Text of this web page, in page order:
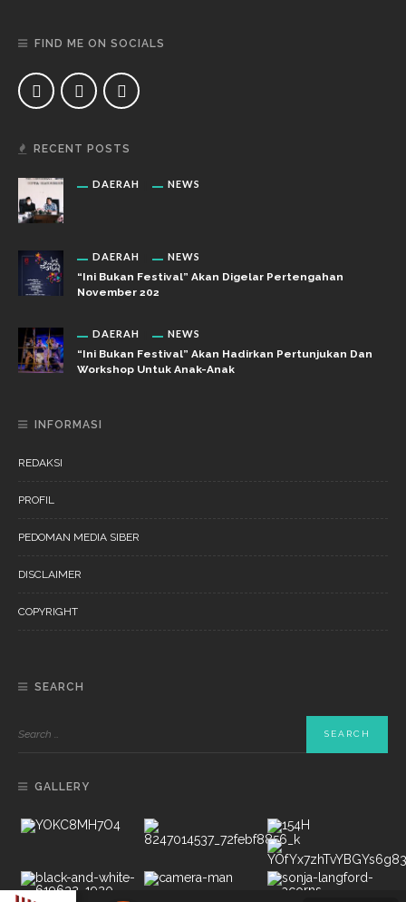
FIND ME ON SOCIALS
RECENT POSTS
DAERAH NEWS
DAERAH NEWS
“Ini Bukan Festival” Akan Digelar Pertengahan
November 202
DAERAH NEWS
“Ini Bukan Festival” Akan Hadirkan Pertunjukan Dan
Workshop Untuk Anak-Anak
INFORMASI
REDAKSI
PROFIL
PEDOMAN MEDIA SIBER
DISCLAIMER
COPYRIGHT
SEARCH
GALLERY